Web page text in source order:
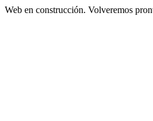
Web en construcción. Volveremos